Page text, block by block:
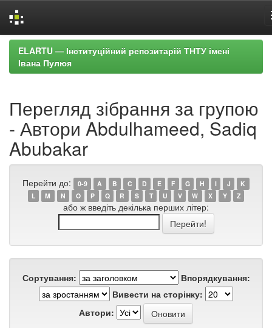
Skip
navigation
ELARTU — Інституційний репозитарій ТНТУ імені
Івана Пулюя
Перегляд зібрання за групою
- Автори Abdulhameed, Sadiq
Abubakar
Перейти до: 0-9 A B C D E F G H I J
K
L
M N O P Q R S T U V W X Y Z
або ж введіть декілька перших літер:
Сортування:
Впорядкування:
Вивести на сторінку:
Автори: